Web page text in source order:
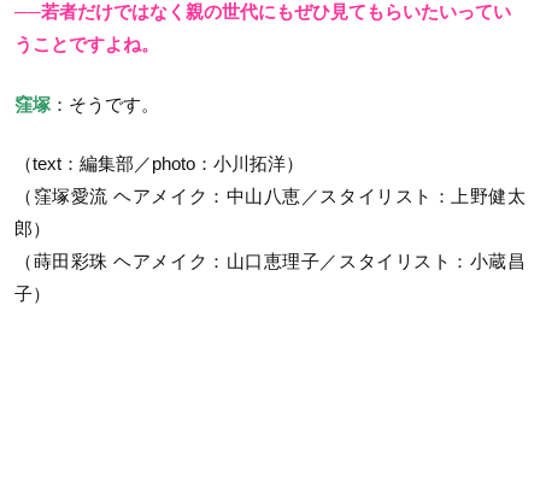
──若者だけではなく親の世代にもぜひ見てもらいたいってい
うことですよね。
窪塚 ：そうです。
（text：編集部／photo：小川拓洋）
（窪塚愛流 ヘアメイク：中山八恵／スタイリスト：上野健太
郎）
（蒔田彩珠 ヘアメイク：山口恵理子／スタイリスト：小蔵昌
子）